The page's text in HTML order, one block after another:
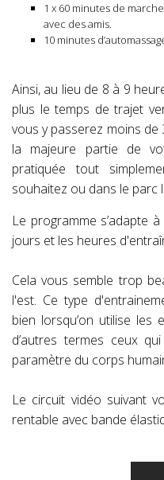
1 x 60 minutes de
avec des amis.
10 minutes
Ainsi, au lieu de 8 à 9
plus le temps de trajet
vous y passerez moins
la majeure partie de
pratiquée tout
souhaitez ou dans le parc
Le programme s’adapte
jours et les heures
Cela vous semble trop
l'est. Ce type
bien lorsqu’on utilise les
d’autres termes ceux
paramètre du corps
Le circuit vidéo suivant
rentable avec bande